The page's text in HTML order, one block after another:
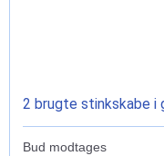
2 brugte stinkskabe i
Bud modtages